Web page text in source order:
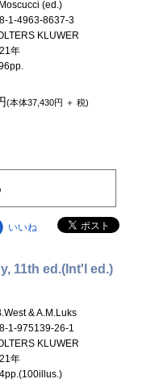
(ed.)
1-4963-8637-3
KLUWER
年
(本体37,430円 ＋ 税)
いいね
11th ed.(Int'l ed.)
& A.M.Luks
1-975139-26-1
KLUWER
年